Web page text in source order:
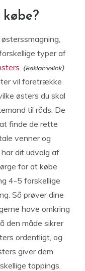
typer af
vil foretrække
østers du skal
til råds. De
finde de rette
venner og
dit udvalg af
for at købe
4-5 forskellige
Så prøver dine
have omkring
den måde sikrer
ordentligt, og
giver dem
toppings.